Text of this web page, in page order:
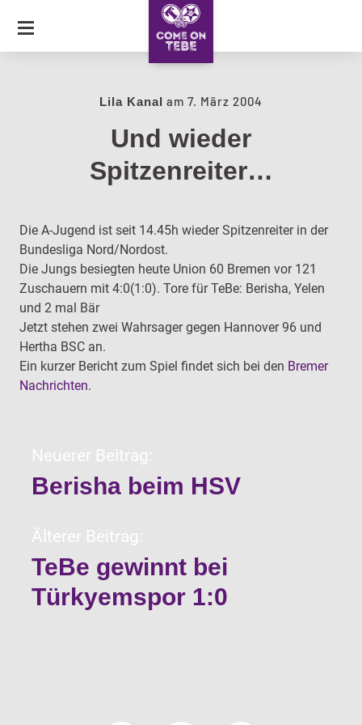
SKIP
TO
JOURNAL
COLLECTION
Lila Kanal am 7. März 2004
Und wieder
Spitzenreiter…
Die A-Jugend ist seit 14.45h wieder Spitzenreiter in der
Bundesliga Nord/Nordost.
Die Jungs besiegten heute Union 60 Bremen vor 121
Zuschauern mit 4:0(1:0). Tore für TeBe: Berisha, Yelen
und 2 mal Bär
Jetzt stehen zwei Wahrsager gegen Hannover 96 und
Hertha BSC an.
Ein kurzer Bericht zum Spiel findet sich bei den Bremer
Nachrichten.
Neuerer Beitrag:
Berisha beim HSV
Älterer Beitrag:
TeBe gewinnt bei
Türkyemspor 1:0